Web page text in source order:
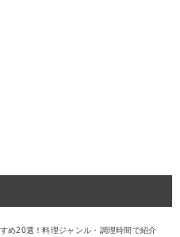
め20選！料理ジャンル・調理時間で紹介